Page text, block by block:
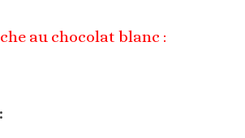
au chocolat blanc :